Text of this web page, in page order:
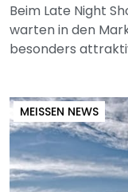
Beim Late Night
warten in den
besonders
MEISSEN NEWS